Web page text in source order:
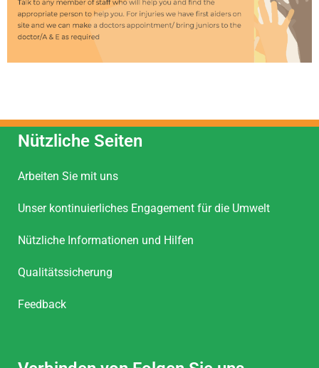
Nützliche Seiten
Arbeiten Sie mit uns
Unser kontinuierliches Engagement für die Umwelt
Nützliche Informationen und Hilfen
Qualitätssicherung
Feedback